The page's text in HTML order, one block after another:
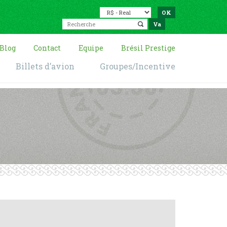
Blog Contact Equipe Brésil Prestige
Billets d’avion Groupes/Incentive